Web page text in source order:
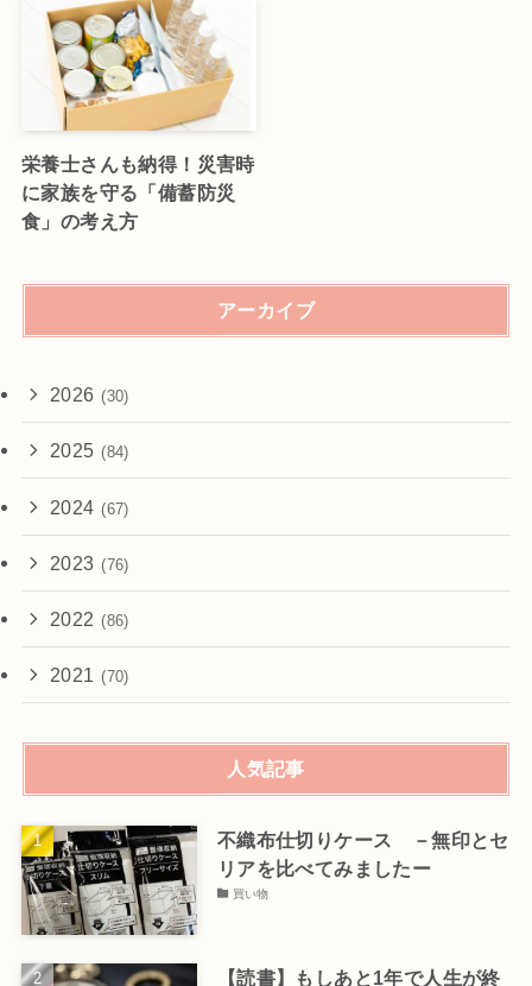
栄養士さんも納得！災害時
に家族を守る「備蓄防災
食」の考え方
アーカイブ
2026 (30)
2025 (84)
2024 (67)
2023 (76)
2022 (86)
2021 (70)
人気記事
不織布仕切りケース －無印とセ
リアを比べてみましたー
買い物
【読書】もしあと1年で人生が終